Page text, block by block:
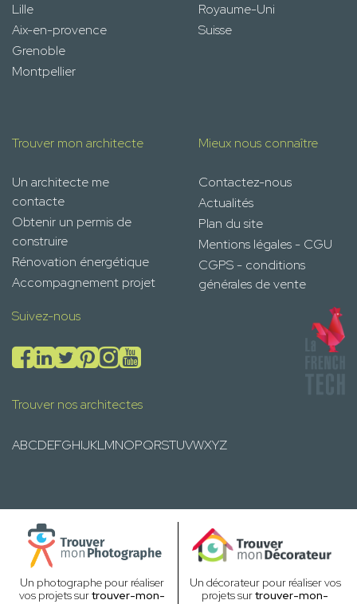
Lille
Aix-en-provence
Grenoble
Montpellier
Royaume-Uni
Suisse
Trouver mon architecte
Un architecte me
contacte
Obtenir un permis de
construire
Rénovation énergétique
Accompagnement projet
Mieux nous connaître
Contactez-nous
Actualités
Plan du site
Mentions légales - CGU
CGPS - conditions
générales de vente
Suivez-nous
Trouver nos architectes
ABCDEFGHIJKLMNOPQRSTUVWXYZ
Un photographe pour réaliser
vos projets surtrouver-mon-
Un décorateur pour réaliser vos
projets surtrouver-mon-